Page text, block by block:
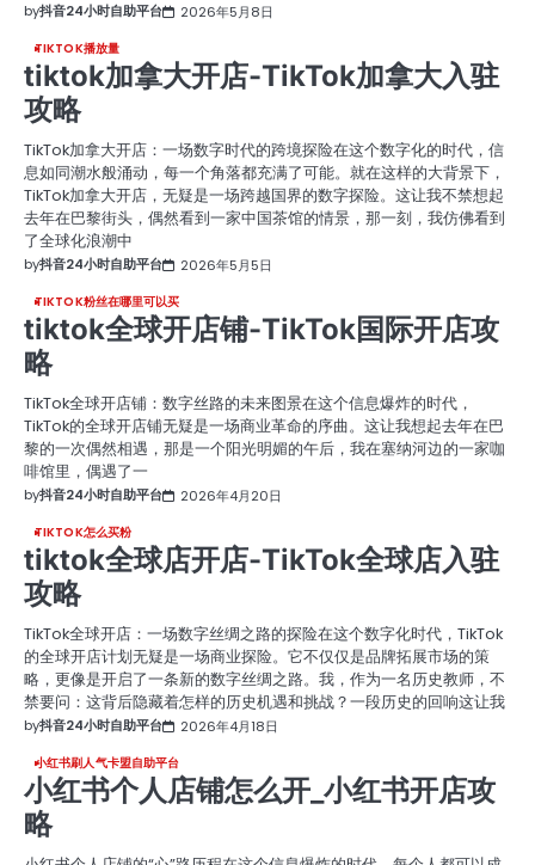
by抖音24小时自助平台 2026年5月8日
TIKTOK播放量
tiktok加拿大开店-TikTok加拿大入驻
攻略
TikTok加拿大开店：一场数字时代的跨境探险在这个数字化的时代，信
息如同潮水般涌动，每一个角落都充满了可能。就在这样的大背景下，
TikTok加拿大开店，无疑是一场跨越国界的数字探险。这让我不禁想起
去年在巴黎街头，偶然看到一家中国茶馆的情景，那一刻，我仿佛看到
了全球化浪潮中
by抖音24小时自助平台 2026年5月5日
TIKTOK粉丝在哪里可以买
tiktok全球开店铺-TikTok国际开店攻
略
TikTok全球开店铺：数字丝路的未来图景在这个信息爆炸的时代，
TikTok的全球开店铺无疑是一场商业革命的序曲。这让我想起去年在巴
黎的一次偶然相遇，那是一个阳光明媚的午后，我在塞纳河边的一家咖
啡馆里，偶遇了一
by抖音24小时自助平台 2026年4月20日
TIKTOK怎么买粉
tiktok全球店开店-TikTok全球店入驻
攻略
TikTok全球开店：一场数字丝绸之路的探险在这个数字化时代，TikTok
的全球开店计划无疑是一场商业探险。它不仅仅是品牌拓展市场的策
略，更像是开启了一条新的数字丝绸之路。我，作为一名历史教师，不
禁要问：这背后隐藏着怎样的历史机遇和挑战？一段历史的回响这让我
by抖音24小时自助平台 2026年4月18日
小红书刷人气卡盟自助平台
小红书个人店铺怎么开_小红书开店攻
略